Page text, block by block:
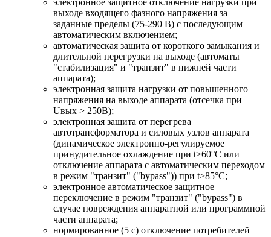
выходе входящего фазного напряжения за
заданные пределы (75-290 В) с последующим
автоматическим включением;
автоматическая защита от короткого замыкания и
длительной перегрузки на выходе (автоматы
"стабилизация" и "транзит" в нижней части
аппарата);
электронная защита нагрузки от повышенного
напряжения на выходе аппарата (отсечка при
Uвых > 250В);
электронная защита от перегрева
автотрансформатора и силовых узлов аппарата
(динамическое электронно-регулируемое
принудительное охлаждение при t>60°С или
отключение аппарата с автоматическим переходом
в режим "транзит" ("bypass")) при t>85°С;
электронное автоматическое защитное
переключение в режим "транзит" ("bypass") в
случае повреждения аппаратной или программной
части аппарата;
нормированное (5 с) отключение потребителей